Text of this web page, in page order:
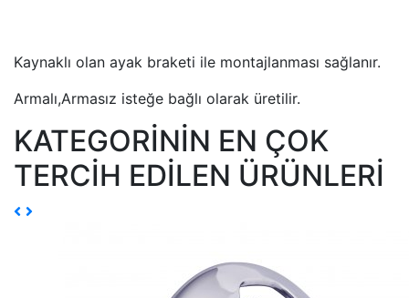
Kaynaklı olan ayak braketi ile montajlanması sağlanır.
Armalı,Armasız isteğe bağlı olarak üretilir.
KATEGORİNİN EN ÇOK
TERCİH EDİLEN ÜRÜNLERİ